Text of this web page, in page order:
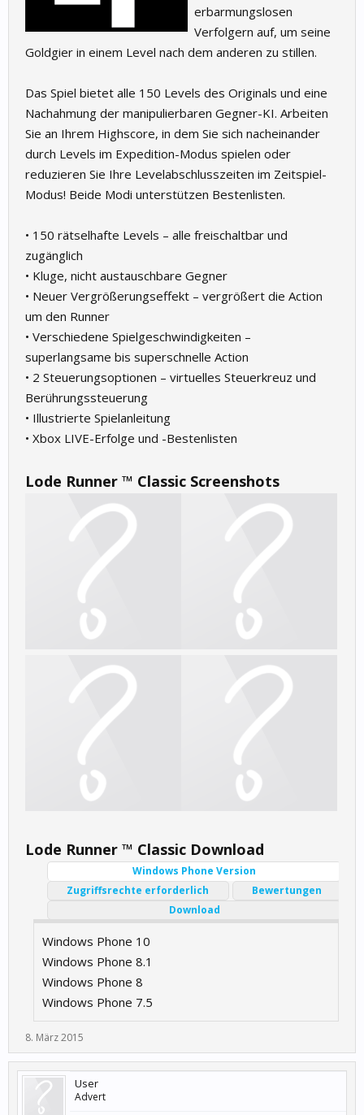
erbarmungslosen
Verfolgern auf, um seine
Goldgier in einem Level nach dem anderen zu stillen.
Das Spiel bietet alle 150 Levels des Originals und eine
Nachahmung der manipulierbaren Gegner-KI. Arbeiten
Sie an Ihrem Highscore, in dem Sie sich nacheinander
durch Levels im Expedition-Modus spielen oder
reduzieren Sie Ihre Levelabschlusszeiten im Zeitspiel-
Modus! Beide Modi unterstützen Bestenlisten.
• 150 rätselhafte Levels – alle freischaltbar und
zugänglich
• Kluge, nicht austauschbare Gegner
• Neuer Vergrößerungseffekt – vergrößert die Action
um den Runner
• Verschiedene Spielgeschwindigkeiten –
superlangsame bis superschnelle Action
• 2 Steuerungsoptionen – virtuelles Steuerkreuz und
Berührungssteuerung
• Illustrierte Spielanleitung
• Xbox LIVE-Erfolge und -Bestenlisten
Lode Runner ™ Classic Screenshots
Lode Runner ™ Classic Download
Windows Phone Version
Zugriffsrechte erforderlich
Bewertungen
Download
Windows Phone 10
Windows Phone 8.1
Windows Phone 8
Windows Phone 7.5
8. März 2015
User
Advert